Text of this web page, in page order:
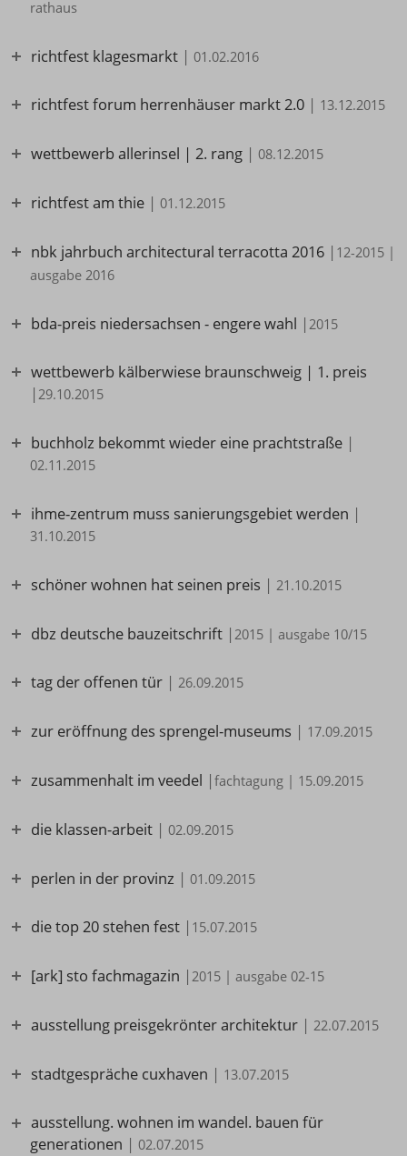
rathaus
richtfest klagesmarkt | 01.02.2016
richtfest forum herrenhäuser markt 2.0 | 13.12.2015
wettbewerb allerinsel | 2. rang | 08.12.2015
richtfest am thie | 01.12.2015
nbk jahrbuch architectural terracotta 2016 | 12-2015 |
ausgabe 2016
bda-preis niedersachsen - engere wahl | 2015
wettbewerb kälberwiese braunschweig | 1. preis
| 29.10.2015
buchholz bekommt wieder eine prachtstraße |
02.11.2015
ihme-zentrum muss sanierungsgebiet werden |
31.10.2015
schöner wohnen hat seinen preis | 21.10.2015
dbz deutsche bauzeitschrift | 2015 | ausgabe 10/15
tag der offenen tür | 26.09.2015
zur eröffnung des sprengel-museums | 17.09.2015
zusammenhalt im veedel | fachtagung | 15.09.2015
die klassen-arbeit | 02.09.2015
perlen in der provinz | 01.09.2015
die top 20 stehen fest | 15.07.2015
[ark] sto fachmagazin | 2015 | ausgabe 02-15
ausstellung preisgekrönter architektur | 22.07.2015
stadtgespräche cuxhaven | 13.07.2015
ausstellung. wohnen im wandel. bauen für
generationen | 02.07.2015